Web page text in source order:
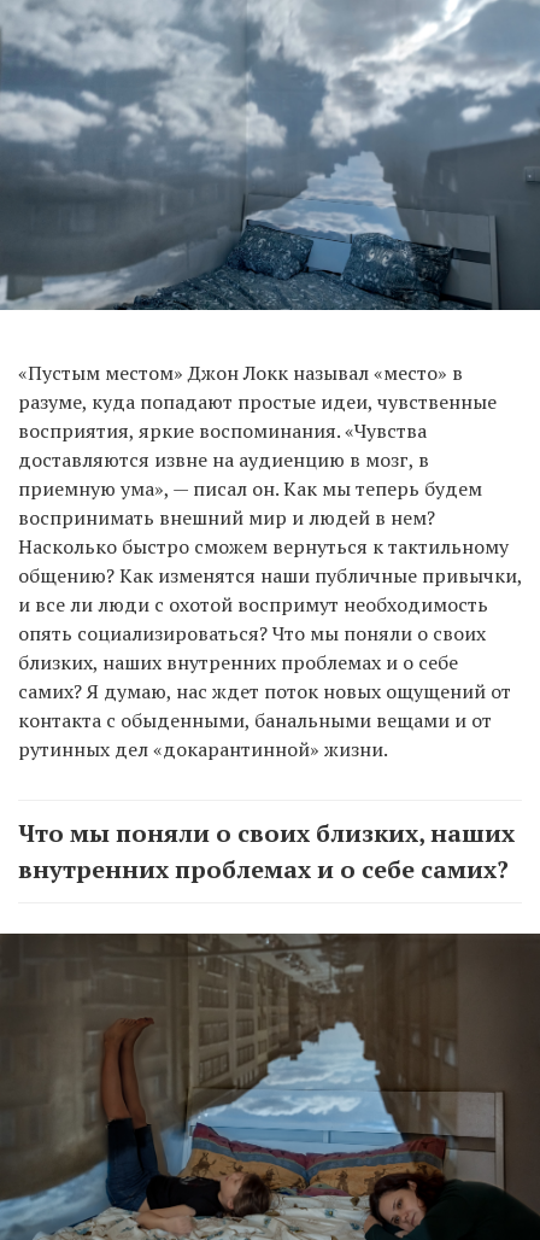
«Пустым местом» Джон Локк называл «место» в
разуме, куда попадают простые идеи, чувственные
восприятия, яркие воспоминания. «Чувства
доставляются извне на аудиенцию в мозг, в
приемную ума», — писал он. Как мы теперь будем
воспринимать внешний мир и людей в нем?
Насколько быстро сможем вернуться к тактильному
общению? Как изменятся наши публичные привычки,
и все ли люди с охотой воспримут необходимость
опять социализироваться? Что мы поняли о своих
близких, наших внутренних проблемах и о себе
самих? Я думаю, нас ждет поток новых ощущений от
контакта с обыденными, банальными вещами и от
рутинных дел «докарантинной» жизни.
Что мы поняли о своих близких, наших
внутренних проблемах и о себе самих?